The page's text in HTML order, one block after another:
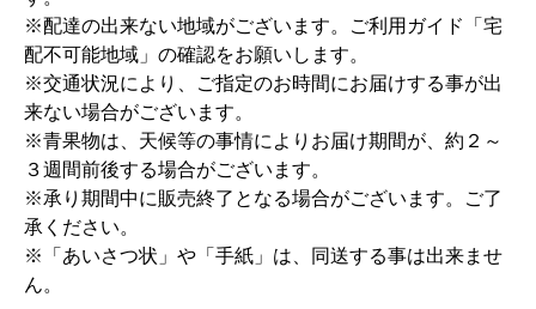
※配達の出来ない地域がございます。ご利用ガイド「宅
配不可能地域」の確認をお願いします。
※交通状況により、ご指定のお時間にお届けする事が出
来ない場合がございます。
※青果物は、天候等の事情によりお届け期間が、約２～
３週間前後する場合がございます。
※承り期間中に販売終了となる場合がございます。ご了
承ください。
※「あいさつ状」や「手紙」は、同送する事は出来ませ
ん。